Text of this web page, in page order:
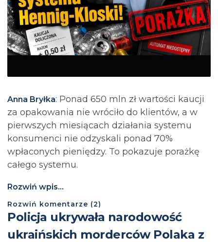
Anna Bryłka: Ponad 650 mln zł wartości kaucji
za opakowania nie wróciło do klientów, a w
pierwszych miesiącach działania systemu
konsumenci nie odzyskali ponad 70%
wpłaconych pieniędzy. To pokazuje porażkę
całego systemu.
Rozwiń wpis...
Rozwiń komentarze (2)
Policja ukrywała narodowość
ukraińskich morderców Polaka z